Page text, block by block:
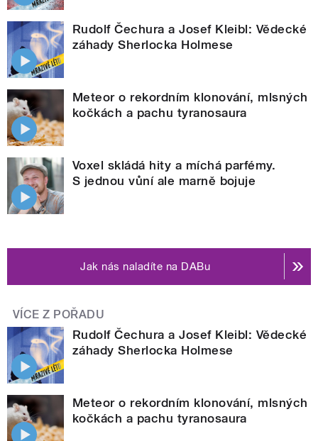
Rudolf Čechura a Josef Kleibl: Vědecké
záhady Sherlocka Holmese
Meteor o rekordním klonování, mlsných
kočkách a pachu tyranosaura
Voxel skládá hity a míchá parfémy.
S jednou vůní ale marně bojuje
Jak nás naladíte na DABu
VÍCE Z POŘADU
Rudolf Čechura a Josef Kleibl: Vědecké
záhady Sherlocka Holmese
Meteor o rekordním klonování, mlsných
kočkách a pachu tyranosaura